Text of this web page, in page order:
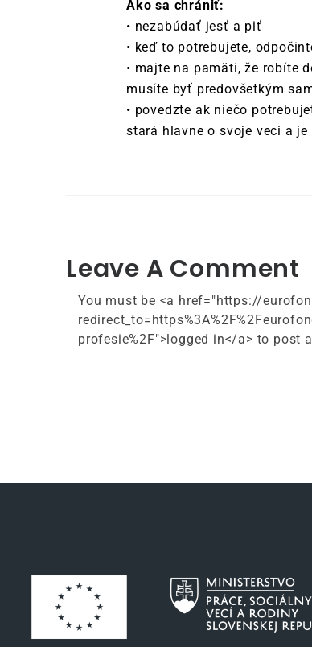
Ako sa chrániť:
• nezabúdať jesť a piť
• keď to potrebujete,
• majte na pamäti, že robíte
musíte byť predovšetkým
• povedzte ak niečo
stará hlavne o svoje veci a je
Leave A Comment
You must be <a href="https://
profesie%2F">logged in</a> to post